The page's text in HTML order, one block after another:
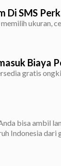
Di SMS
ukuran,
Biaya
gratis
bisa ambil
Indonesia